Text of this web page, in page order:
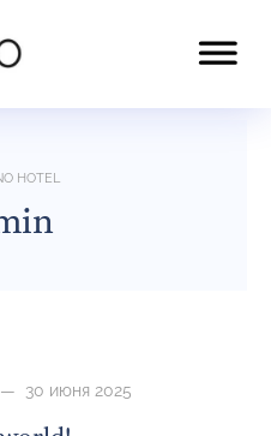
HOTEL
— 30 июня 2025